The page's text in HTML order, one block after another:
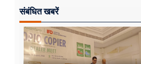
संबंधित खबरें